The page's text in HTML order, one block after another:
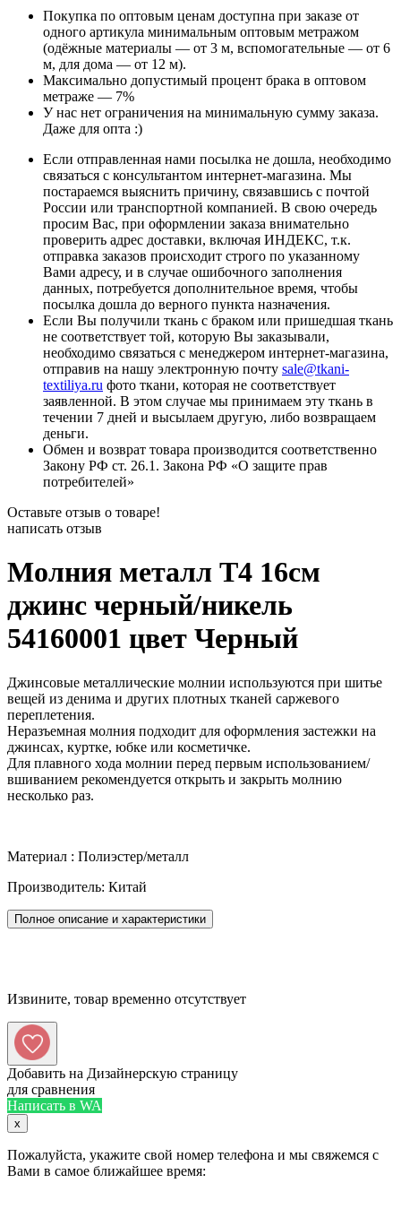
Покупка по оптовым ценам доступна при заказе от
одного артикула минимальным оптовым метражом
(одёжные материалы — от 3 м, вспомогательные — от 6
м, для дома — от 12 м).
Максимально допустимый процент брака в оптовом
метраже — 7%
У нас нет ограничения на минимальную сумму заказа.
Даже для опта :)
Если отправленная нами посылка не дошла, необходимо
связаться с консультантом интернет-магазина. Мы
постараемся выяснить причину, связавшись с почтой
России или транспортной компанией. В свою очередь
просим Вас, при оформлении заказа внимательно
проверить адрес доставки, включая ИНДЕКС, т.к.
отправка заказов происходит строго по указанному
Вами адресу, и в случае ошибочного заполнения
данных, потребуется дополнительное время, чтобы
посылка дошла до верного пункта назначения.
Если Вы получили ткань с браком или пришедшая ткань
не соответствует той, которую Вы заказывали,
необходимо связаться с менеджером интернет-магазина,
отправив на нашу электронную почту sale@tkani-
textiliya.ru фото ткани, которая не соответствует
заявленной. В этом случае мы принимаем эту ткань в
течении 7 дней и высылаем другую, либо возвращаем
деньги.
Обмен и возврат товара производится соответственно
Закону РФ ст. 26.1. Закона РФ «О защите прав
потребителей»
Оставьте отзыв о товаре!
написать отзыв
Молния металл Т4 16см
джинс черный/никель
54160001 цвет Черный
Джинсовые металлические молнии используются при шитье
вещей из денима и других плотных тканей саржевого
переплетения.
Неразъемная молния подходит для оформления застежки на
джинсах, куртке, юбке или косметичке.
Для плавного хода молнии перед первым использованием/
вшиванием рекомендуется открыть и закрыть молнию
несколько раз.
Материал : Полиэстер/металл
Производитель: Китай
Полное описание и характеристики
Извините, товар временно отсутствует
Добавить на Дизайнерскую страницу
для сравнения
Написать в WA
x
Пожалуйста, укажите свой номер телефона и мы свяжемся с
Вами в самое ближайшее время: